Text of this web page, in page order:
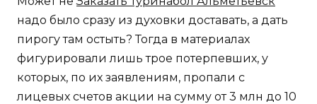
надо было сразу из духовки доставать, а дать
пирогу там остыть? Тогда в материалах
фигурировали лишь трое потерпевших, у
которых, по их заявлениям, пропали с
лицевых счетов акции на сумму от 3 млн до 10